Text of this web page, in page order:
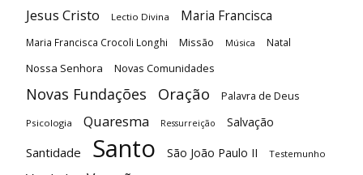
Jesus Cristo Lectio Divina Maria Francisca
Maria Francisca Crocoli Longhi Missão Música Natal
Nossa Senhora Novas Comunidades
Novas Fundações Oração Palavra de Deus
Psicologia Quaresma Ressurreição Salvação
Santidade Santo São João Paulo II Testemunho